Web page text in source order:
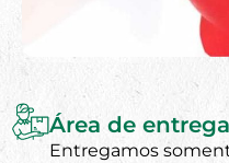
Área de
Entregamos